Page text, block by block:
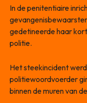
In de penitentiaire
gedetineerde haar
politie.
Het steekincident
politiewoordvoerder
binnen de muren van